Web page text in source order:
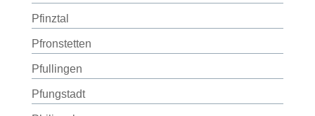
Pfinztal
Pfronstetten
Pfullingen
Pfungstadt